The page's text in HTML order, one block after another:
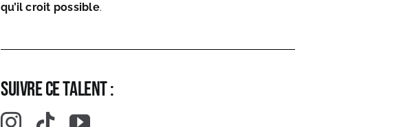
qu’il croit possible.
Suivre ce talent :